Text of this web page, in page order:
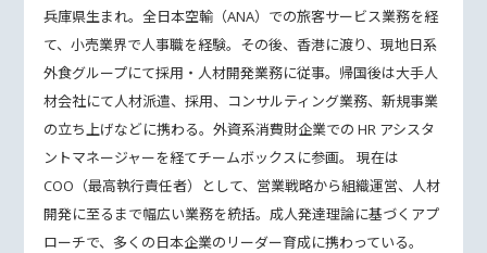
兵庫県生まれ。全⽇本空輸（ANA）での旅客サービス業務を経
て、⼩売業界で⼈事職を経験。その後、⾹港に渡り、現地⽇系
外⾷グループにて採⽤・⼈材開発業務に従事。帰国後は⼤⼿人
材会社にて⼈材派遣、採⽤、コンサルティング業務、新規事業
の⽴ち上げなどに携わる。外資系消費財企業での HR アシスタ
ントマネージャーを経てチームボックスに参画。 現在は
COO（最⾼執⾏責任者）として、営業戦略から組織運営、⼈材
開発に⾄るまで幅広い業務を統括。成⼈発達理論に基づくアプ
ローチで、多くの⽇本企業のリーダー育成に携わっている。